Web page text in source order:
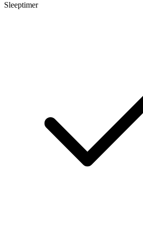
Sleeptimer